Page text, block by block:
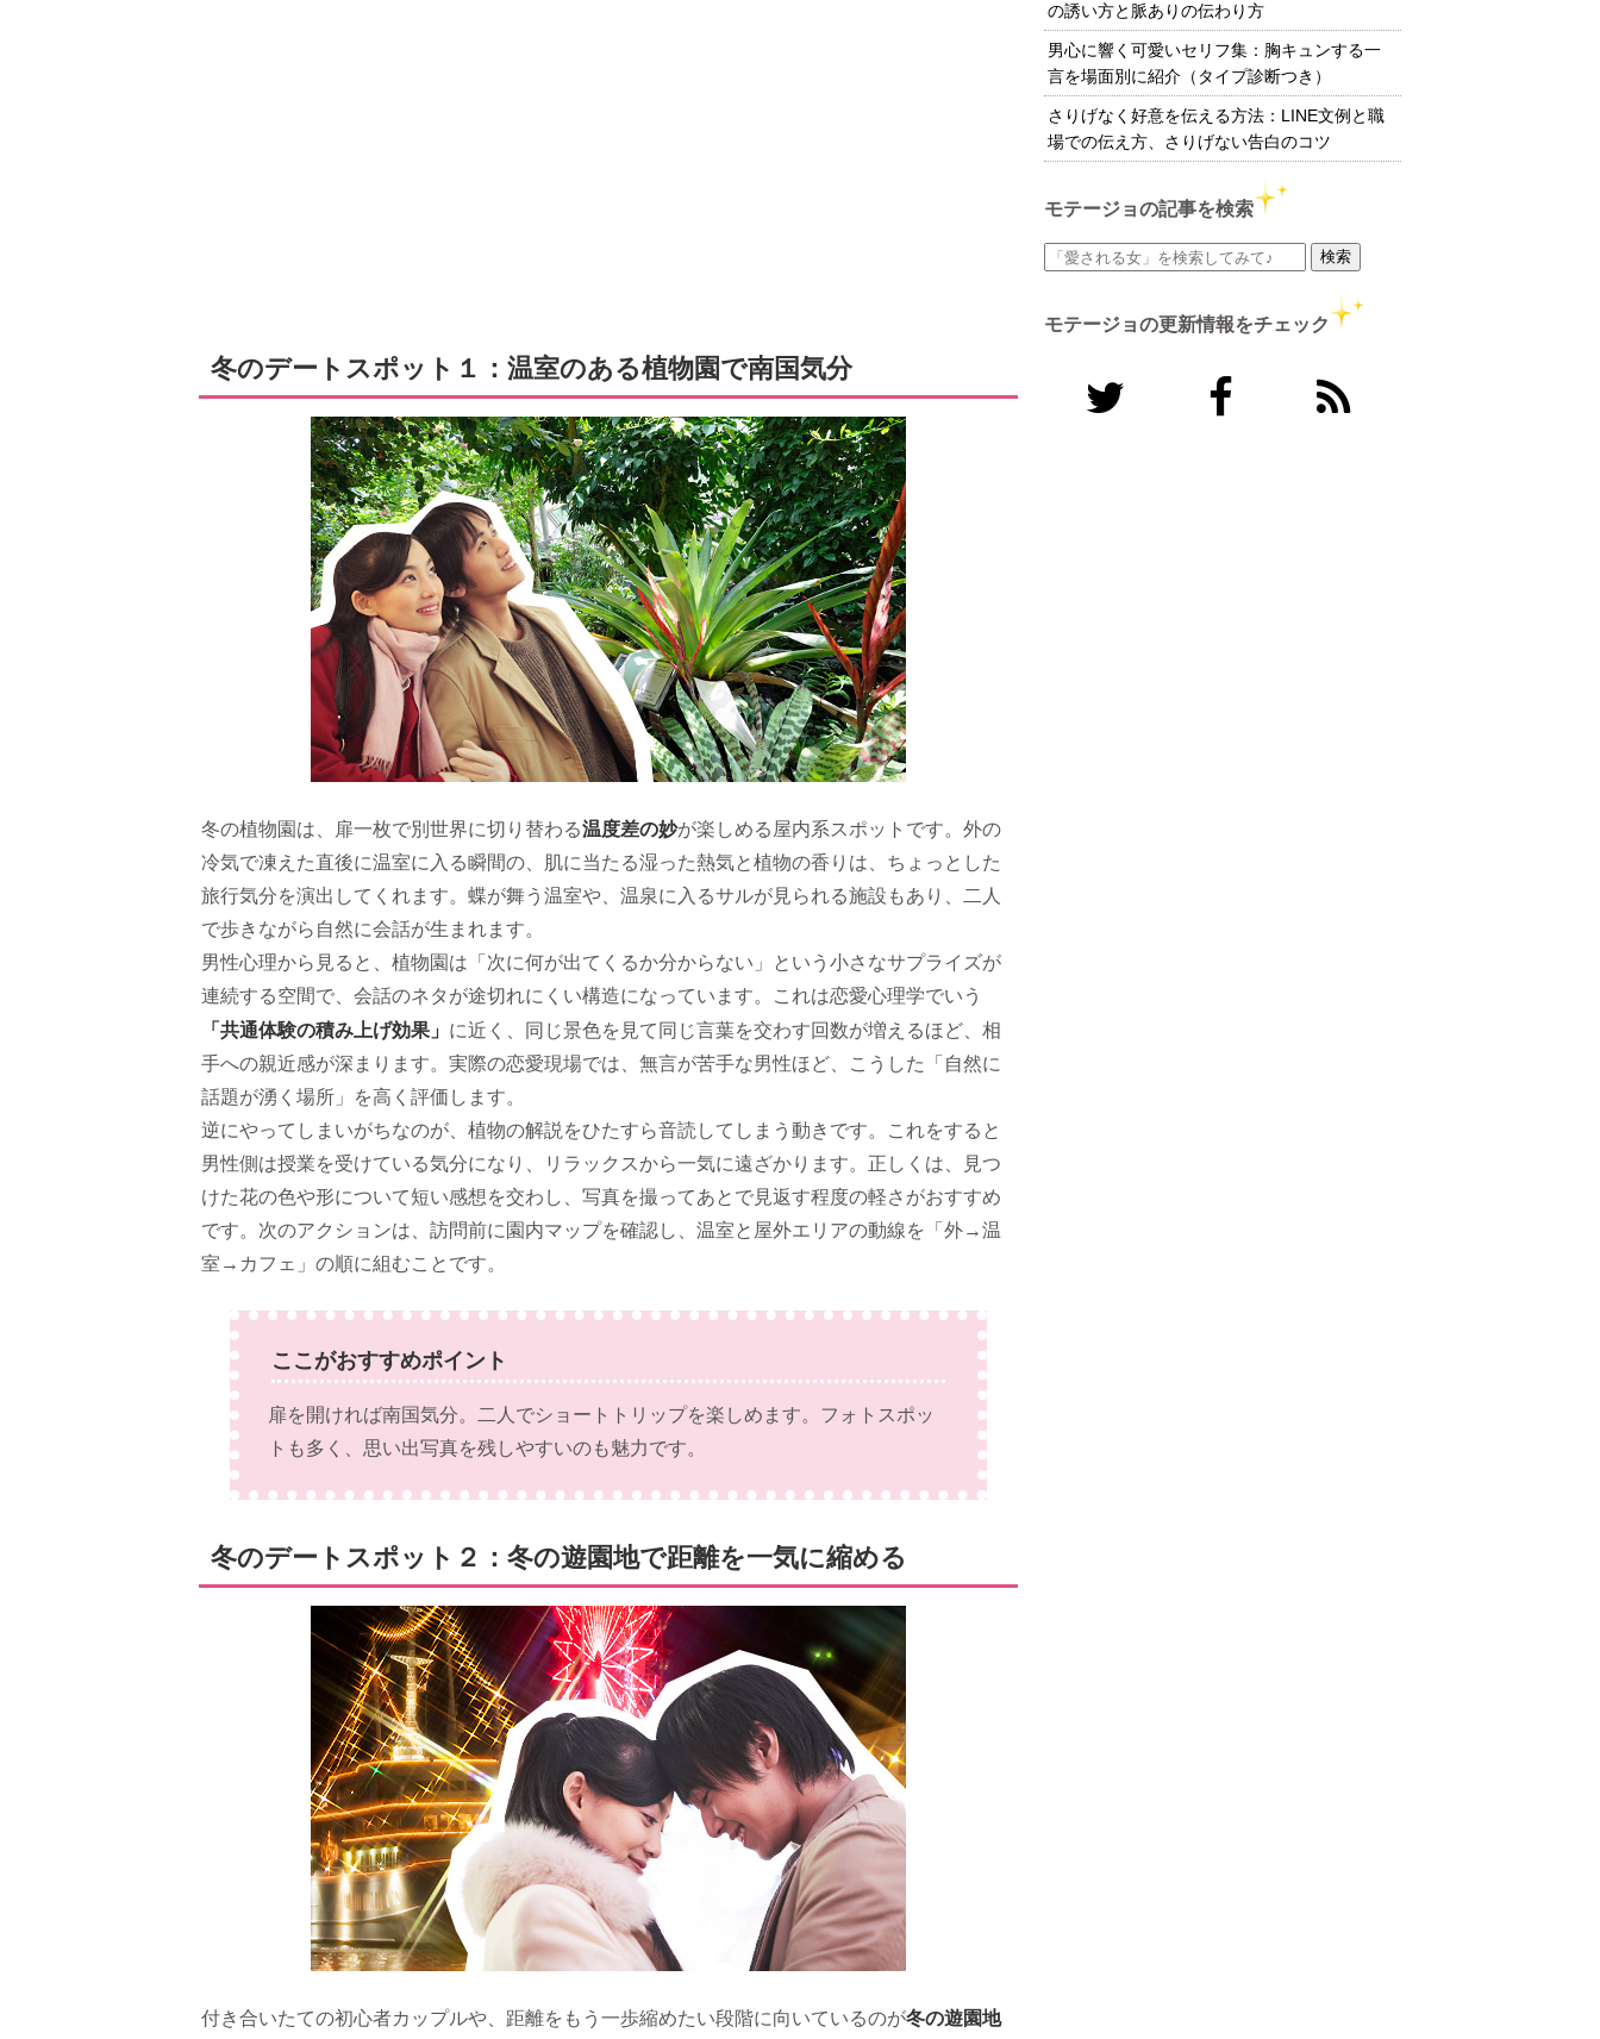
冬のデートスポット１：温室のある植物園で南国気分
冬の植物園は、扉一枚で別世界に切り替わる温度差の妙が楽しめる屋内系スポットです。外の
冷気で凍えた直後に温室に入る瞬間の、肌に当たる湿った熱気と植物の香りは、ちょっとした
旅行気分を演出してくれます。蝶が舞う温室や、温泉に入るサルが見られる施設もあり、二人
で歩きながら自然に会話が生まれます。
男性心理から見ると、植物園は「次に何が出てくるか分からない」という小さなサプライズが
連続する空間で、会話のネタが途切れにくい構造になっています。これは恋愛心理学でいう
「共通体験の積み上げ効果」 に近く、同じ景色を見て同じ言葉を交わす回数が増えるほど、相
手への親近感が深まります。実際の恋愛現場では、無言が苦手な男性ほど、こうした「自然に
話題が湧く場所」を高く評価します。
逆にやってしまいがちなのが、植物の解説をひたすら音読してしまう動きです。これをすると
男性側は授業を受けている気分になり、リラックスから一気に遠ざかります。正しくは、見つ
けた花の色や形について短い感想を交わし、写真を撮ってあとで見返す程度の軽さがおすすめ
です。次のアクションは、訪問前に園内マップを確認し、温室と屋外エリアの動線を「外→温
室→カフェ」の順に組むことです。
ここがおすすめポイント
扉を開ければ南国気分。二人でショートトリップを楽しめます。フォトスポッ
トも多く、思い出写真を残しやすいのも魅力です。
冬のデートスポット２：冬の遊園地で距離を一気に縮める
付き合いたての初心者カップルや、距離をもう一歩縮めたい段階に向いているのが冬の遊園地
の誘い方と脈ありの伝わり方
男心に響く可愛いセリフ集：胸キュンする一
言を場面別に紹介（タイプ診断つき）
さりげなく好意を伝える方法：LINE文例と職
場での伝え方、さりげない告白のコツ
モテージョの記事を検索
モテージョの更新情報をチェック